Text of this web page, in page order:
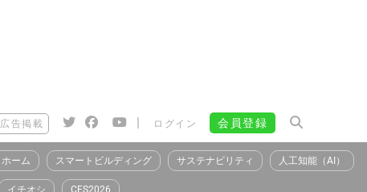
広告掲載 | ログイン 会員登録
ーム スマートビルディング サステナビリティ 人工知能（AI）
イチオシ CES2026